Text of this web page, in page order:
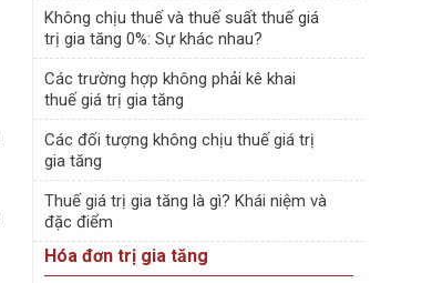
Không chịu thuế và thuế suất thuế giá
trị gia tăng 0%: Sự khác nhau?
Các trường hợp không phải kê khai
thuế giá trị gia tăng
Các đối tượng không chịu thuế giá trị
gia tăng
Thuế giá trị gia tăng là gì? Khái niệm và
đặc điểm
Hóa đơn trị gia tăng